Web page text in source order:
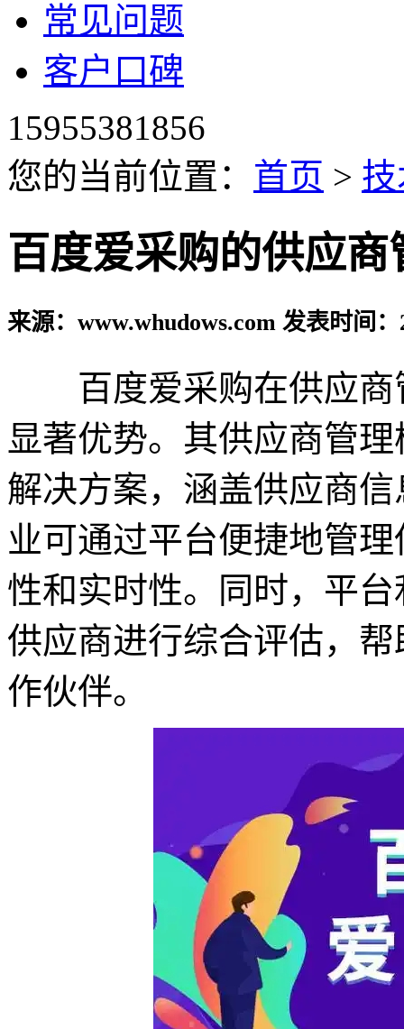
常见问题
客户口碑
15955381856
您的当前位置： 首页 >
百度爱采购的供应
来源：www.whudows.com 发表时间：
百度爱采购在供应商
显著优势。其供应商管
解决方案，涵盖供应商
业可通过平台便捷地管
性和实时性。同时，平
供应商进行综合评估，
作伙伴。